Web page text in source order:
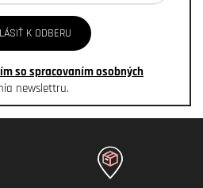
K ODBERU
so spracovaním osobných
newslettru.